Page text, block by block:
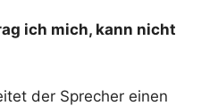
ich mich, kann nicht
der Sprecher einen